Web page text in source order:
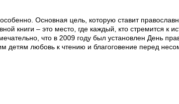
Основная цель, которую ставит
книги – это место, где каждый, кто стремится к
что в 2009 году был установлен День
детям любовь к чтению и благоговение перед